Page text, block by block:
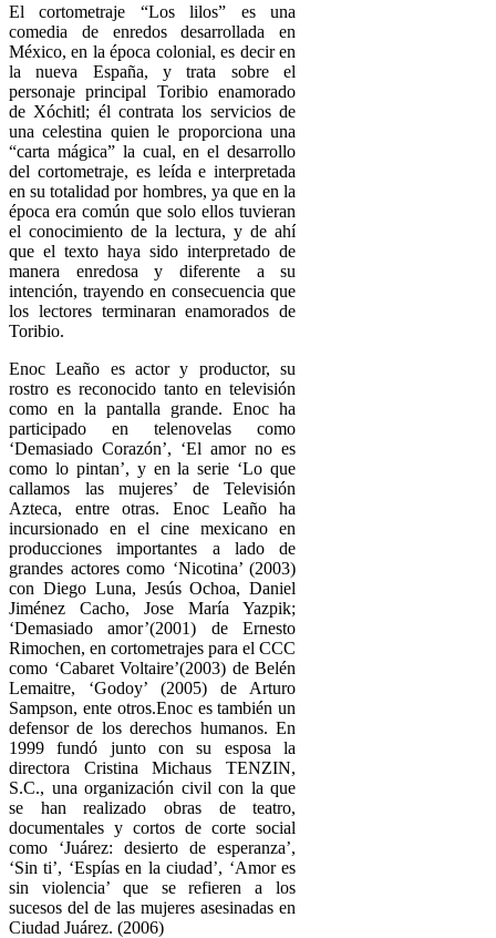
El cortometraje “Los lilos” es una
comedia de enredos desarrollada en
México, en la época colonial, es decir en
la nueva España, y trata sobre el
personaje principal Toribio enamorado
de Xóchitl; él contrata los servicios de
una celestina quien le proporciona una
“carta mágica” la cual, en el desarrollo
del cortometraje, es leída e interpretada
en su totalidad por hombres, ya que en la
época era común que solo ellos tuvieran
el conocimiento de la lectura, y de ahí
que el texto haya sido interpretado de
manera enredosa y diferente a su
intención, trayendo en consecuencia que
los lectores terminaran enamorados de
Toribio.
Enoc Leaño es actor y productor, su
rostro es reconocido tanto en televisión
como en la pantalla grande. Enoc ha
participado en telenovelas como
‘Demasiado Corazón’, ‘El amor no es
como lo pintan’, y en la serie ‘Lo que
callamos las mujeres’ de Televisión
Azteca, entre otras. Enoc Leaño ha
incursionado en el cine mexicano en
producciones importantes a lado de
grandes actores como ‘Nicotina’ (2003)
con Diego Luna, Jesús Ochoa, Daniel
Jiménez Cacho, Jose María Yazpik;
‘Demasiado amor’(2001) de Ernesto
Rimochen, en cortometrajes para el CCC
como ‘Cabaret Voltaire’(2003) de Belén
Lemaitre, ‘Godoy’ (2005) de Arturo
Sampson, ente otros.Enoc es también un
defensor de los derechos humanos. En
1999 fundó junto con su esposa la
directora Cristina Michaus TENZIN,
S.C., una organización civil con la que
se han realizado obras de teatro,
documentales y cortos de corte social
como ‘Juárez: desierto de esperanza’,
‘Sin ti’, ‘Espías en la ciudad’, ‘Amor es
sin violencia’ que se refieren a los
sucesos del de las mujeres asesinadas en
Ciudad Juárez. (2006)